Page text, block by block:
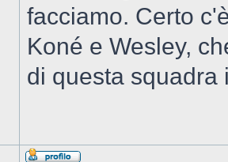
facciamo. Certo
Koné e Wesley,
di questa squadra